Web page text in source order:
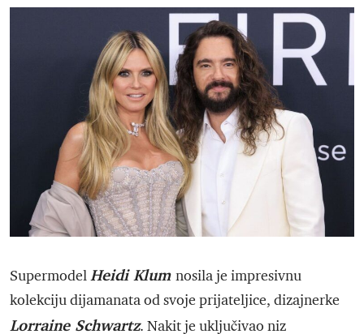
Supermodel Heidi Klum nosila je impresivnu
kolekciju dijamanata od svoje prijateljice, dizajnerke
Lorraine Schwartz. Nakit je uključivao niz